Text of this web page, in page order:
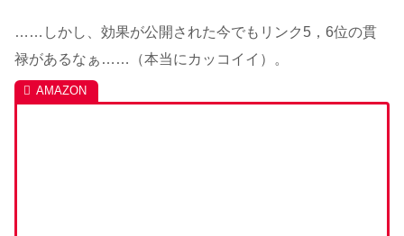
……しかし、効果が公開された今でもリンク5，6位の貫
禄があるなぁ……（本当にカッコイイ）。